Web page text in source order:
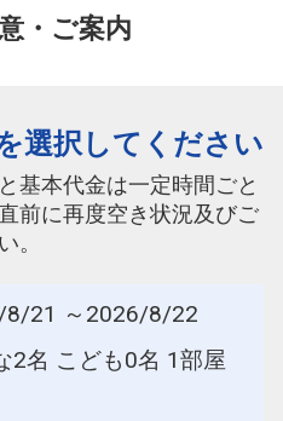
・ご案内
選択してください
基本代金は一定時間ごと
前に再度空き状況及びご
。
8/21 ～2026/8/22
2名 こども0名 1部屋